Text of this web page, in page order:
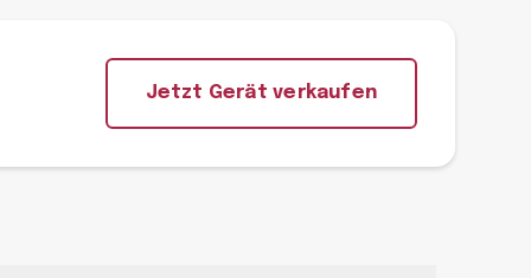
Jetzt Gerät verkaufen